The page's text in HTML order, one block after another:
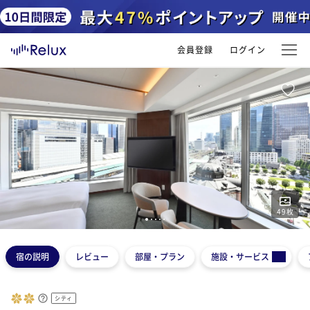
会員登録 ログイン
49枚
12345
宿の説明 レビュー 部屋・プラン 施設・サービス
シティ